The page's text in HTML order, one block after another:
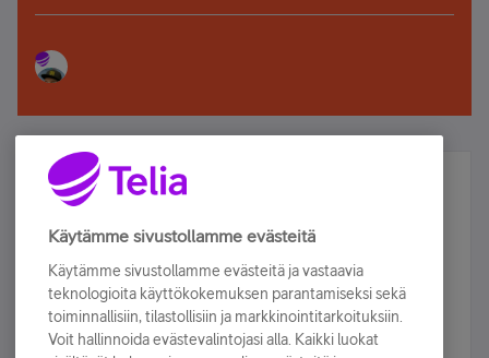
Älä jää paitsi – osallistu ja voita!
Tilaa Telian uutiskirje ja olet mukana arvonnassa.
sähköpostiisi.
Tilaa nyt
Käytämme sivustollamme evästeitä
Käytämme sivustollamme evästeitä ja vastaavia
teknologioita käyttökokemuksen parantamiseksi sekä
toiminnallisiin, tilastollisiin ja markkinointitarkoituksiin.
Voit hallinnoida evästevalintojasi alla. Kaikki luokat